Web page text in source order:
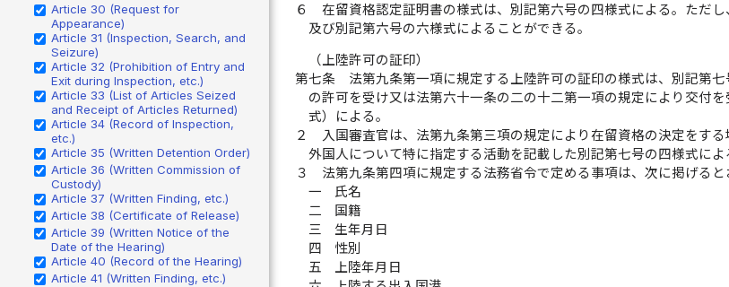
Article 30 (Request for
Appearance)
Article 31 (Inspection, Search, and
Seizure)
Article 32 (Prohibition of Entry and
Exit during Inspection, etc.)
Article 33 (List of Articles Seized
and Receipt of Articles Returned)
Article 34 (Record of Inspection,
etc.)
Article 35 (Written Detention Order)
Article 36 (Written Commission of
Custody)
Article 37 (Written Finding, etc.)
Article 38 (Certificate of Release)
Article 39 (Written Notice of the
Date of the Hearing)
Article 40 (Record of the Hearing)
Article 41 (Written Finding, etc.)
６
在留資格認定証明書の様式は、別記第六号の四様式による。ただ
及び別記第六号の六様式によることができる。
（上陸許可の証印）
第七条
法第九条第一項に規定する上陸許可の証印の様式は、別記第
の許可を受け又は法第六十一条の二の十二第一項の規定により交付
式）による。
２
入国審査官は、法第九条第三項の規定により在留資格の決定をす
外国人について特に指定する活動を記載した別記第七号の四様式によ
３
法第九条第四項に規定する法務省令で定める事項は、次に掲げると
一
氏名
二
国籍
三
生年月日
四
性別
五
上陸年月日